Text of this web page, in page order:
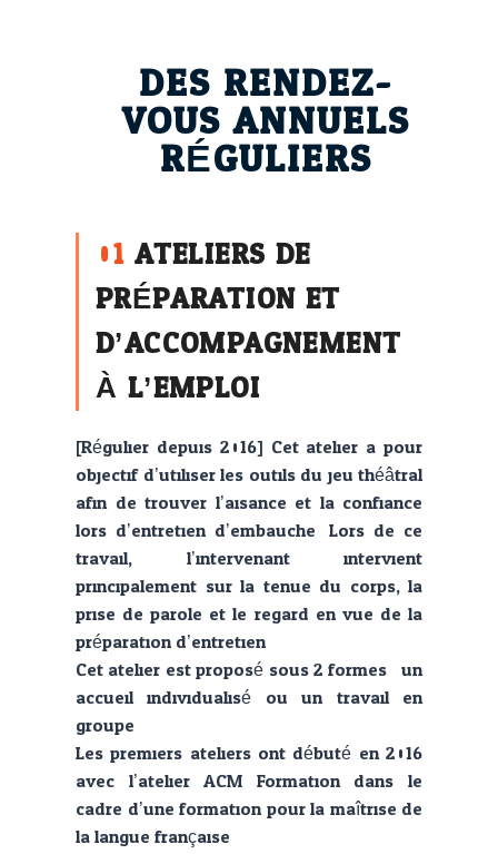
DES RENDEZ-
VOUS ANNUELS
RÉGULIERS
01ATELIERS DE
PRÉPARATION ET
D’ACCOMPAGNEMENT
À L’EMPLOI
[Régulier depuis 2016] Cet atelier a pour
objectif d’utiliser les outils du jeu théâtral
afin de trouver l’aisance et la confiance
lors d’entretien d’embauche. Lors de ce
travail, l’intervenant intervient
principalement sur la tenue du corps, la
prise de parole et le regard en vue de la
préparation d’entretien.
Cet atelier est proposé sous 2 formes : un
accueil individualisé ou un travail en
groupe.
Les premiers ateliers ont débuté en 2016
avec l’atelier ACM Formation dans le
cadre d’une formation pour la maîtrise de
la langue française.